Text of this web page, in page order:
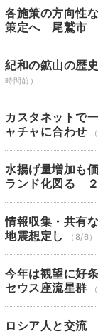
各施策の方向性
策定へ 尾鷲市
紀和の鉱山の歴
時間前）
カスタネットで
ャチャに合わせ
水揚げ量増加も
ランド化図る
情報収集・共有
地震想定し
（8/6）
今年は観望に好
セウス座流星群
ロシア人と交流